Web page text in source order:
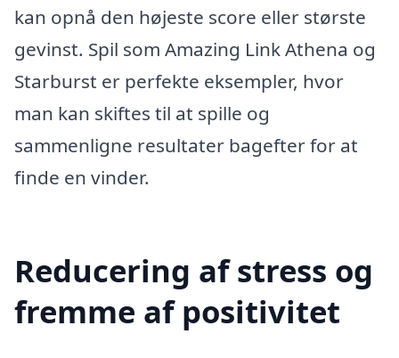
kan opnå den højeste score eller største
gevinst. Spil som Amazing Link Athena og
Starburst er perfekte eksempler, hvor
man kan skiftes til at spille og
sammenligne resultater bagefter for at
finde en vinder.
Reducering af stress og
fremme af positivitet